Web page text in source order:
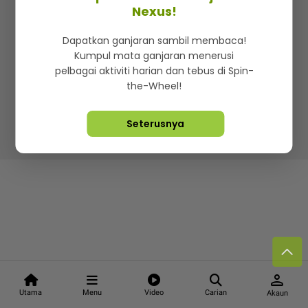
Utama Menu Video Carian
person
Akaun
Iklan di SMG360
Terma & Syarat Dasar Privasi
Lebih hot, viral dan sensasi
Hakcipta Terpelihara ©2026. Star Media Group Berhad
Nexus!
Dapatkan ganjaran sambil membaca!
Kumpul mata ganjaran menerusi
pelbagai aktiviti harian dan tebus di Spin-
the-Wheel!
Seterusnya